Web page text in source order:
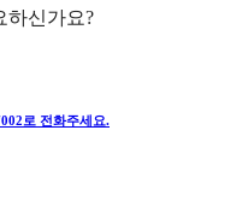
하신가요?
로 전화주세요.